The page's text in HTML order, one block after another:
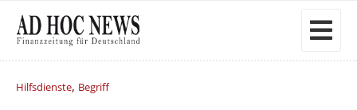
Hilfsdienste, Begriff